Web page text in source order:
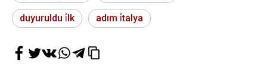
duyuruldu i̇lk adım i̇talya